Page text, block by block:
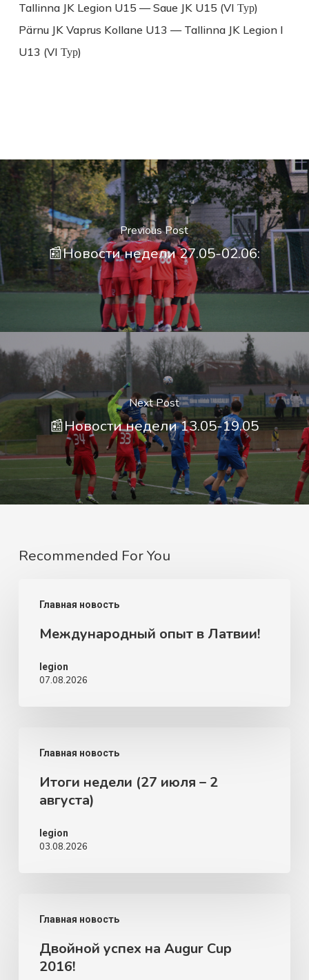
Tallinna JK Legion U15 — Saue JK U15 (VI Тур)
Pärnu JK Vaprus Kollane U13 — Tallinna JK Legion I
U13 (VI Тур)
Previous Post
📰Новости недели 27.05-02.06:
Next Post
📰Новости недели 13.05-19.05
Recommended For You
Главная новость
опыт
Международный опыт в Латвии!
legion
07.08.2026
Главная новость
недели
июля
августа)
Итоги недели (27 июля – 2
августа)
legion
03.08.2026
Главная новость
успех
Augur
Двойной успех на Augur Cup
2016!